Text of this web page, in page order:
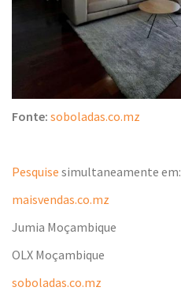
Fonte: soboladas.co.mz
Pesquise simultaneamente em:
maisvendas.co.mz
Jumia Moçambique
OLX Moçambique
soboladas.co.mz